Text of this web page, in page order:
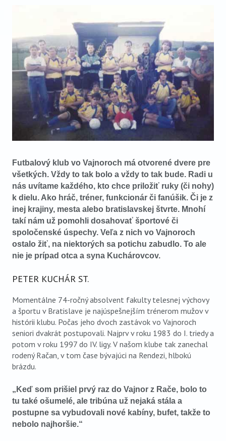
ARCHÍV VYDANÍ
Futbalový klub vo Vajnoroch má otvorené dvere pre
všetkých. Vždy to tak bolo a vždy to tak bude. Radi u
nás uvítame každého, kto chce priložiť ruky (či nohy)
k dielu. Ako hráč, tréner, funkcionár či fanúšik. Či je z
inej krajiny, mesta alebo bratislavskej štvrte. Mnohí
takí nám už pomohli dosahovať športové či
spoločenské úspechy. Veľa z nich vo Vajnoroch
ostalo žiť, na niektorých sa potichu zabudlo. To ale
nie je prípad otca a syna Kuchárovcov.
PETER KUCHÁR ST.
Momentálne 74-ročný absolvent fakulty telesnej výchovy
a športu v Bratislave je najúspešnejším trénerom mužov v
histórii klubu. Počas jeho dvoch zastávok vo Vajnoroch
seniori dvakrát postupovali. Najprv v roku 1983 do I. triedy a
potom v roku 1997 do IV. ligy. V našom klube tak zanechal
rodený Račan, v tom čase bývajúci na Rendezi, hlbokú
brázdu.
„Keď som prišiel prvý raz do Vajnor z Rače, bolo to
tu také ošumelé, ale tribúna už nejaká stála a
postupne sa vybudovali nové kabíny, bufet, takže to
nebolo najhoršie.“